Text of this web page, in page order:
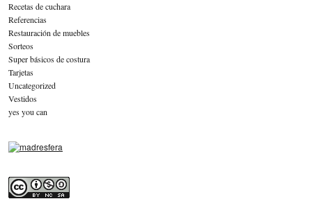
Recetas de cuchara
Referencias
Restauración de muebles
Sorteos
Super básicos de costura
Tarjetas
Uncategorized
Vestidos
yes you can